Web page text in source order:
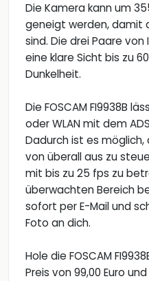
Die Kamera kann um
geneigt werden, damit
sind. Die drei Paare
eine klare Sicht bis zu
Dunkelheit.
Die FOSCAM FI9938B
oder WLAN mit dem
Dadurch ist es
von überall aus zu
mit bis zu 25 fps zu
überwachten Bereich
sofort per E-Mail und
Foto an dich.
Hole die FOSCAM
Preis von 99,00 Euro